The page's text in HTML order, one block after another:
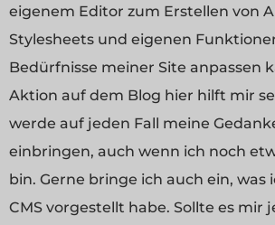
eigenem Editor zum Erstellen von
Stylesheets und eigenen
Bedürfnisse meiner Site anpassen
Aktion auf dem Blog hier hilft mir
werde auf jeden Fall meine
einbringen, auch wenn ich noch
bin. Gerne bringe ich auch ein, was
CMS vorgestellt habe. Sollte es mir